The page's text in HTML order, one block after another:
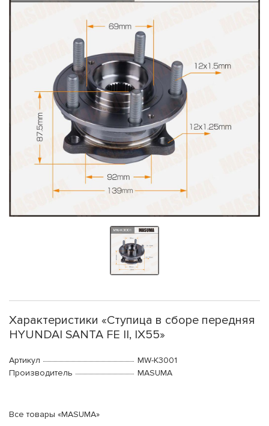
Характеристики «Ступица в сборе передняя
HYUNDAI SANTA FE II, IX55»
Артикул
MW-K3001
Производитель
MASUMA
Все товары «MASUMA»